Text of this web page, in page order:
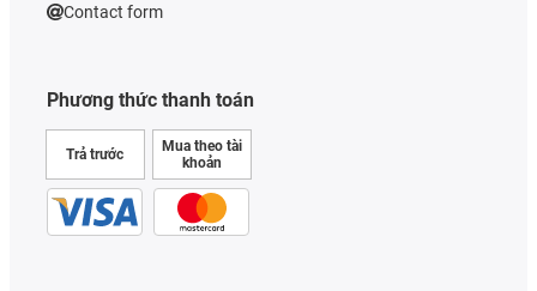
Phương thức thanh toán
Trả trước
Mua theo tài
khoản
Contact form